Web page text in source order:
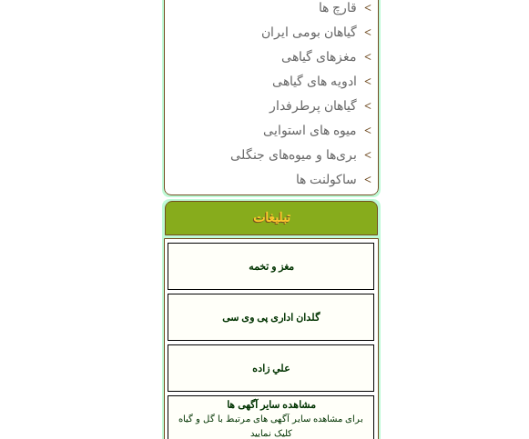
> قارچ ها
> گیاهان بومی ایران
> مغزهای گیاهی
>
ادویه های گیاهی
> گیاهان پرطرفدار
> میوه های استوایی
> بری‌ها و میوه‌های جنگلی
> ساکولنت ها
تبلیغات
مغز و تخمه
گلدان اداری پی وی سی
علي زاده
مشاهده سایر آگهی ها
برای مشاهده سایر آگهی های مرتبط با گل و گیاه
کلیک نمایید